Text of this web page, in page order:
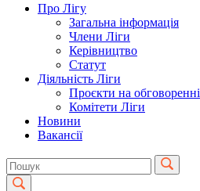
Про Лігу
Загальна інформація
Члени Ліги
Керівництво
Статут
Діяльність Ліги
Проєкти на обговоренні
Комітети Ліги
Новини
Вакансії